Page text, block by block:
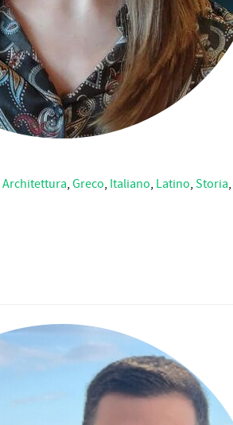
Architettura, Greco, Italiano, Latino, Storia,